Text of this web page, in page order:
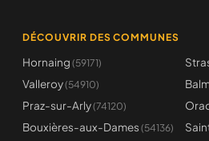
DÉCOUVRIR DES COMMUNES
Hornaing (59171)
Valleroy(54910)
Praz-sur-Arly(74120)
Bouxières-aux-Dames (54136)